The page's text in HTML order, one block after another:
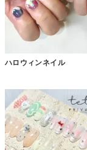
ハロウィンネイル